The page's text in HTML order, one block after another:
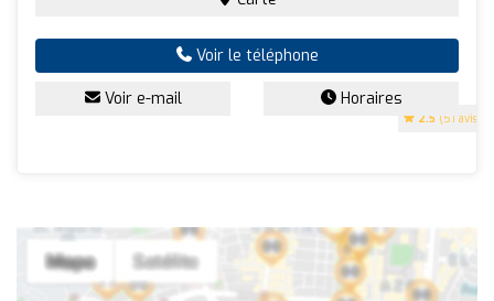
2.5 (51 avis)
Voir le téléphone
Voir e-mail Horaires